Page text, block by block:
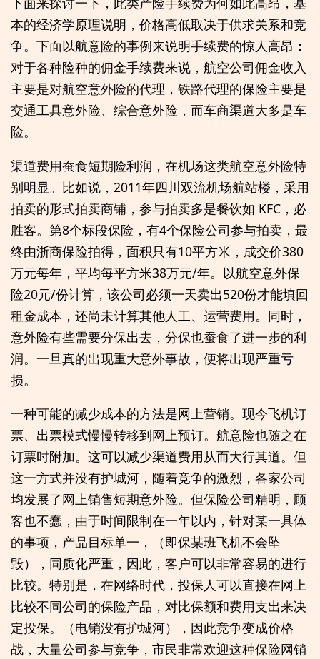
本的经济学原理说明，价格高低取决于供求关系和竞
争。下面以航意险的事例来说明手续费的惊人高昂：
对于各种险种的佣金手续费来说，航空公司佣金收入
主要是对航空意外险的代理，铁路代理的保险主要是
交通工具意外险、综合意外险，而车商渠道大多是车
险。
渠道费用蚕食短期险利润，在机场这类航空意外险特
别明显。比如说，2011年四川双流机场航站楼，采用
拍卖的形式拍卖商铺，参与拍卖多是餐饮如 KFC，必
胜客。第8个标段保险，有4个保险公司参与拍卖，最
终由浙商保险拍得，面积只有10平方米，成交价380
万元每年，平均每平方米38万元/年。以航空意外保
险20元/份计算，该公司必须一天卖出520份才能填回
租金成本，还尚未计算其他人工、运营费用。同时，
意外险有些需要分保出去，分保也蚕食了进一步的利
润。一旦真的出现重大意外事故，便将出现严重亏
损。
一种可能的减少成本的方法是网上营销。现今飞机订
票、出票模式慢慢转移到网上预订。航意险也随之在
订票时附加。这可以减少渠道费用从而大行其道。但
这一方式并没有护城河，随着竞争的激烈，各家公司
均发展了网上销售短期意外险。但保险公司精明，顾
客也不蠢，由于时间限制在一年以内，针对某一具体
的事项，产品目标单一，（即保某班飞机不会坠
毁），同质化严重，因此，客户可以非常容易的进行
比较。特别是，在网络时代，投保人可以直接在网上
比较不同公司的保险产品，对比保额和费用支出来决
定投保。（电销没有护城河），因此竞争变成价格
战，大量公司参与竞争，市民非常欢迎这种保险网销